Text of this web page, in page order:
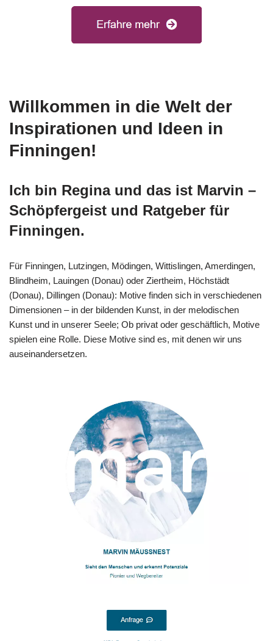
Willkommen in die Welt der
Inspirationen und Ideen in
Finningen!
Ich bin Regina und das ist Marvin –
Schöpfergeist und Ratgeber für
Finningen.
Für Finningen, Lutzingen, Mödingen, Wittislingen, Amerdingen,
Blindheim, Lauingen (Donau) oder Ziertheim, Höchstädt
(Donau), Dillingen (Donau): Motive finden sich in verschiedenen
Dimensionen – in der bildenden Kunst, in der melodischen
Kunst und in unserer Seele; Ob privat oder geschäftlich, Motive
spielen eine Rolle. Diese Motive sind es, mit denen wir uns
auseinandersetzen.